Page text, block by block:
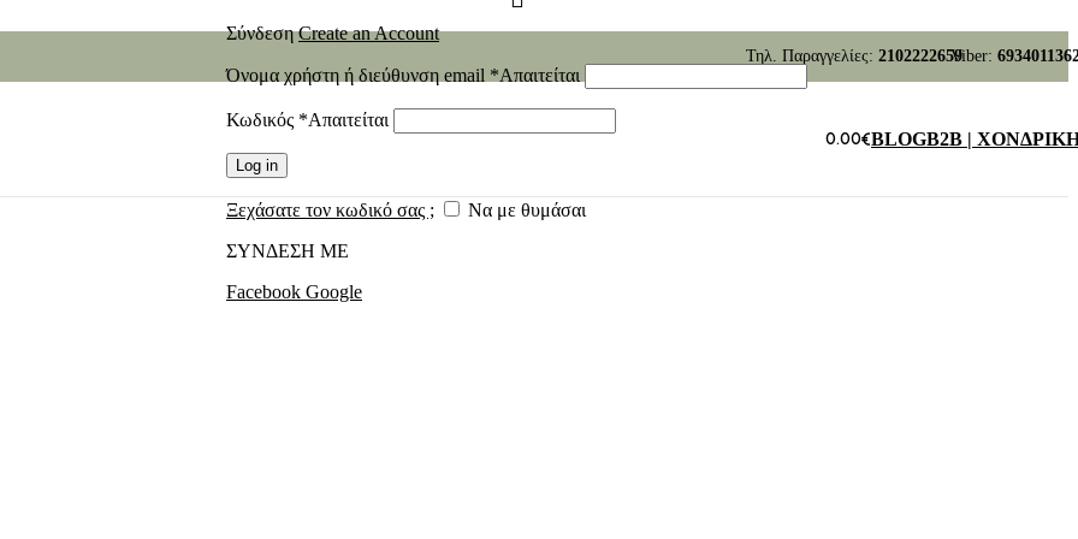
Τηλ. Παραγγελίες: 2102222659Viber:
ΣύνδεσηCreate an Account
Όνομα χρήστη ή διεύθυνση email *Απαιτείται
Κωδικός *Απαιτείται
Log in
Ξεχάσατε τον κωδικό σας ;
Να με θυμάσαι
ΣΥΝΔΕΣΗ ΜΕ
Facebook Google
0.00€BLOGB2B |